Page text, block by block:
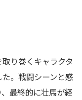
り巻くキャラクタ
。戦闘シーンと感
最終的に壮馬が経